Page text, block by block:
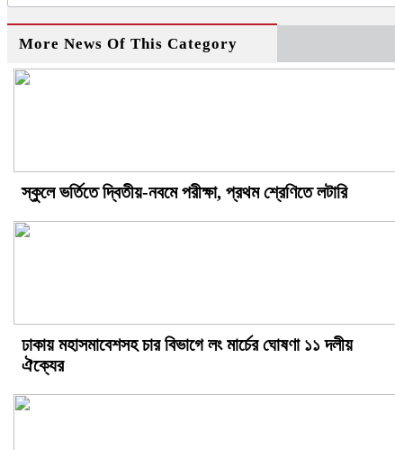
More News Of This Category
স্কুলে ভর্তিতে দ্বিতীয়-নবমে পরীক্ষা, প্রথম শ্রেণিতে লটারি
ঢাকায় মহাসমাবেশসহ চার বিভাগে লং মার্চের ঘোষণা ১১ দলীয়
ঐক্যের